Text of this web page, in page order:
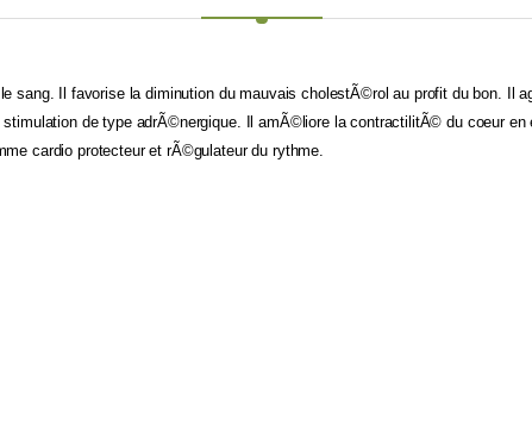
sang. Il favorise la diminution du mauvais cholestÃ©rol au profit du bon. Il
de type adrÃ©nergique. Il amÃ©liore la contractilitÃ© du coeur
cardio protecteur et rÃ©gulateur du rythme.